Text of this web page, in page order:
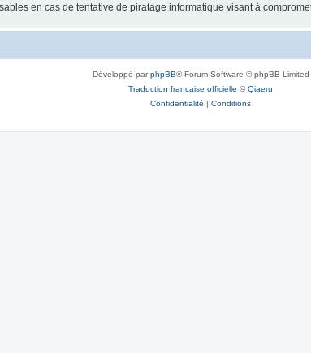
en cas de tentative de piratage informatique visant à
Développé parphpBB® Forum Software © phpBB Limited
Traduction française officielle ©Qiaeru
Confidentialité | Conditions